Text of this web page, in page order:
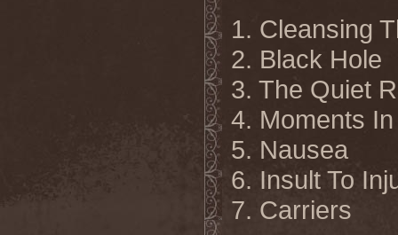
1. Cleansing
2. Black Hole
3. The Quiet
4. Moments
5. Nausea
6. Insult To
7. Carriers